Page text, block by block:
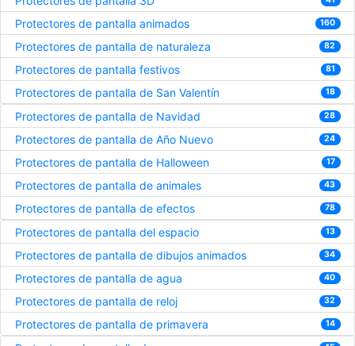
Protectores de pantalla animados 160
Protectores de pantalla de naturaleza 82
Protectores de pantalla festivos 81
Protectores de pantalla de San Valentín 18
Protectores de pantalla de Navidad 28
Protectores de pantalla de Año Nuevo 24
Protectores de pantalla de Halloween 17
Protectores de pantalla de animales 43
Protectores de pantalla de efectos 78
Protectores de pantalla del espacio 13
Protectores de pantalla de dibujos animados 34
Protectores de pantalla de agua 40
Protectores de pantalla de reloj 32
Protectores de pantalla de primavera 14